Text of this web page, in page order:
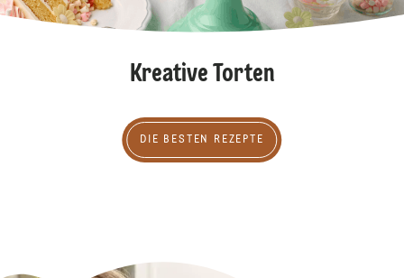
Kreative Torten
DIE BESTEN REZEPTE